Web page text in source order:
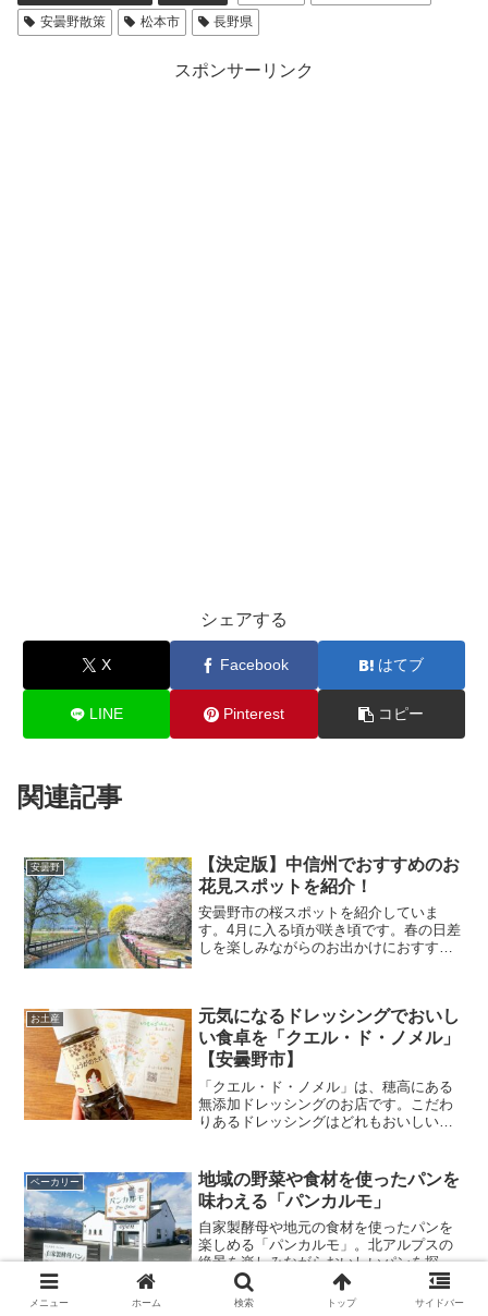
安曇野散策
松本市 長野県
スポンサーリンク
シェアする
X Facebook はてブ
LINE Pinterest コピー
関連記事
安曇野
【決定版】中信州でおすすめのお
花見スポットを紹介！
安曇野市の桜スポットを紹介していま
す。4月に入る頃が咲き頃です。春の日差
しを楽しみながらのお出かけにおすす
お土産
元気になるドレッシングでおいし
い食卓を「クエル・ド・ノメル」
【安曇野市】
「クエル・ド・ノメル」は、穂高にある
無添加ドレッシングのお店です。こだわ
りあるドレッシングはどれもおいしいと
エル・ド・ノメル」を紹介します。
ベーカリー
地域の野菜や食材を使ったパンを
味わえる「パンカルモ」
自家製酵母や地元の食材を使ったパンを
楽しめる「パンカルモ」。北アルプスの
絶景を楽しみながらおいしいパンを探し
てみませんか？安曇野らしい景色とパン
を楽しめるお店です。ぜひ訪れてみてく
メニュー ホーム 検索 トップ サイドバー